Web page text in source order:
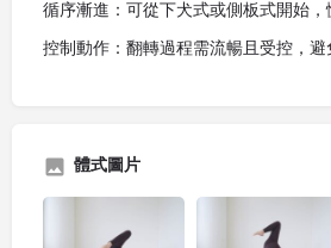
循序漸進：可從下犬式或側板式開始，
控制動作：翻轉過程需流暢且受控，避
體式圖片